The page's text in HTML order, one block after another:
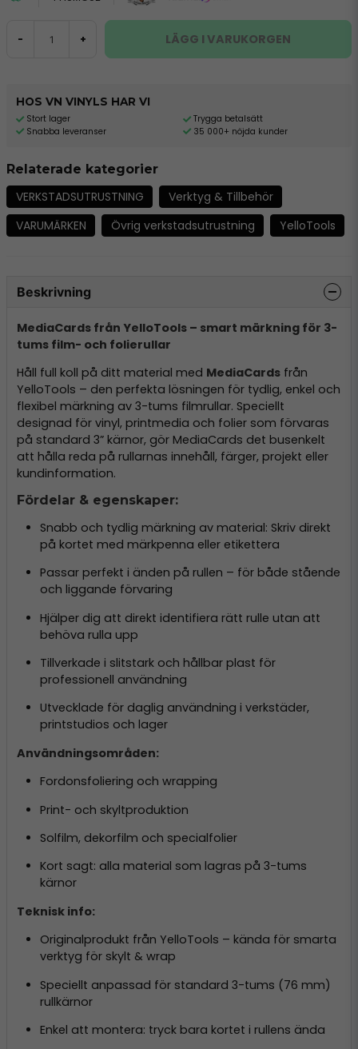
- + LÄGG I VARUKORGEN
HOS VN VINYLS HAR VI
Stort lager
Snabba leveranser
Trygga betalsätt
35 000+ nöjda kunder
Relaterade kategorier
VERKSTADSUTRUSTNING
Verktyg & Tillbehör
VARUMÄRKEN
Övrig verkstadsutrustning YelloTools
Beskrivning
MediaCards från YelloTools – smart märkning för 3-
tums film- och folierullar
Håll full koll på ditt material med MediaCards från
YelloTools – den perfekta lösningen för tydlig, enkel och
flexibel märkning av 3-tums filmrullar. Speciellt
designad för vinyl, printmedia och folier som förvaras
på standard 3” kärnor, gör MediaCards det busenkelt
att hålla reda på rullarnas innehåll, färger, projekt eller
kundinformation.
Fördelar & egenskaper:
Snabb och tydlig märkning av material: Skriv direkt
på kortet med märkpenna eller etikettera
Passar perfekt i änden på rullen – för både stående
och liggande förvaring
Hjälper dig att direkt identifiera rätt rulle utan att
behöva rulla upp
Tillverkade i slitstark och hållbar plast för
professionell användning
Utvecklade för daglig användning i verkstäder,
printstudios och lager
Användningsområden:
Fordonsfoliering och wrapping
Print- och skyltproduktion
Solfilm, dekorfilm och specialfolier
Kort sagt: alla material som lagras på 3-tums
kärnor
Teknisk info:
Originalprodukt från YelloTools – kända för smarta
verktyg för skylt & wrap
Speciellt anpassad för standard 3-tums (76 mm)
rullkärnor
Enkel att montera: tryck bara kortet i rullens ända